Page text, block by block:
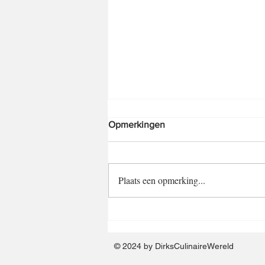
Opmerkingen
Plaats een opmerking...
© 2024 by DirksCulinaireWereld